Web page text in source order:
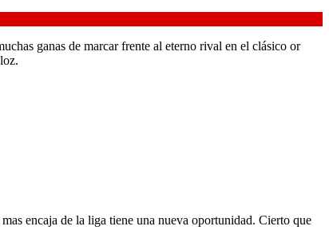
ganas de marcar frente al eterno rival en el clásico or
encaja de la liga tiene una nueva oportunidad. Cierto que